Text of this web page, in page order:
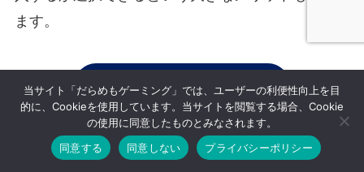
ます。
BREAJONを見る
モノカリ！
当サイト「だらめもゲーミング」では、ユーザーの利便性向上を目
的に、Cookieを使用しています。当サイトを閲覧する場合、Cookie
の使用に同意したものとみなされます。
同意する
同意しない プライバシーポリシー